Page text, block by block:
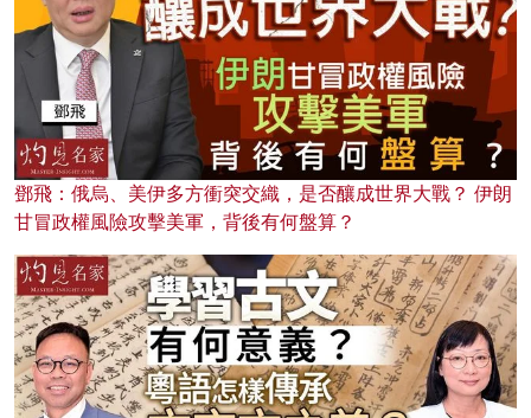
鄧飛：俄烏、美伊多方衝突交織，是否釀成世界大戰？ 伊朗
甘冒政權風險攻擊美軍，背後有何盤算？